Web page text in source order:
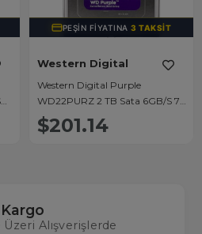
PEŞIN FIYATINA3 TAKSIT
Western Digital
Western Digital Purple
WD22PURZ 2 TB Sata 6GB/S 7-
24 Güvenlik Harddisk
$201.14
Alışverişlerde